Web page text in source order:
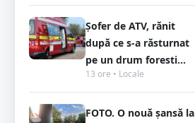
Șofer de ATV, rănit
după ce s-a răsturnat
pe un drum foresti...
13 ore • Locale
FOTO. O nouă șansă la